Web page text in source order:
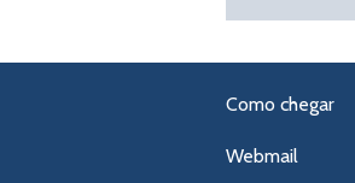
Como chegar
Webmail